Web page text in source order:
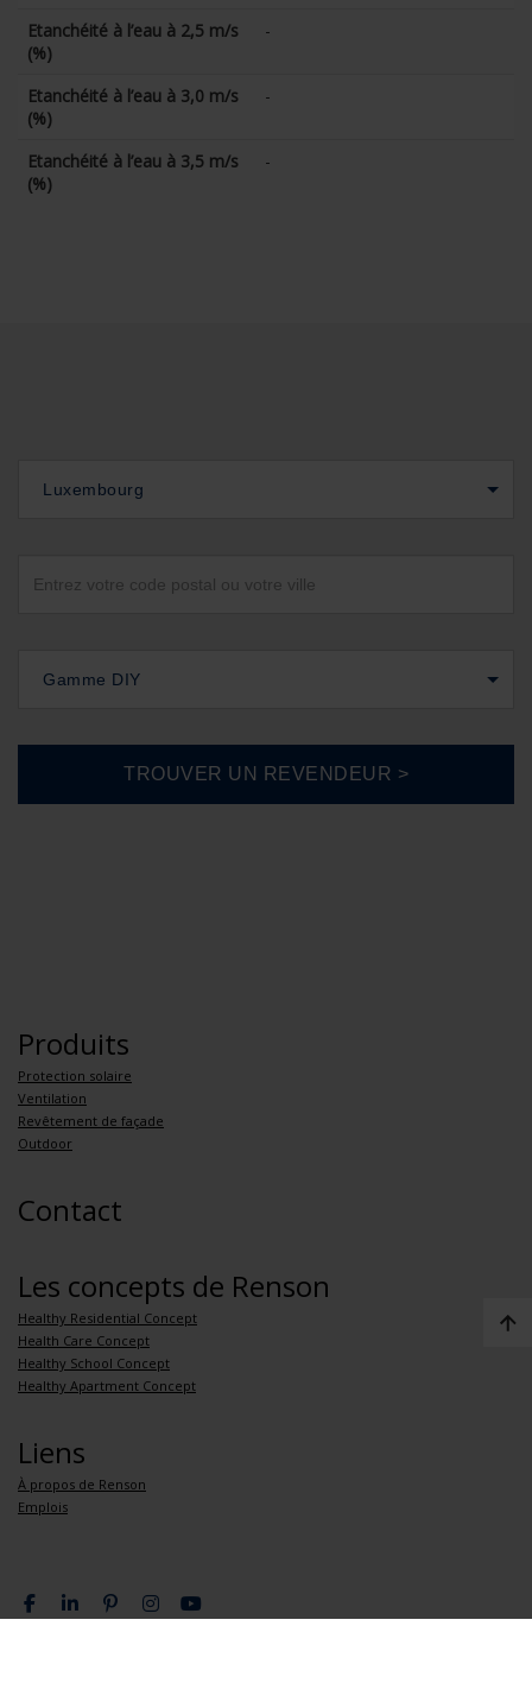
Etanchéité à l’eau à 2,5 m/s
(%)
-
Etanchéité à l’eau à 3,0 m/s
(%)
-
Etanchéité à l’eau à 3,5 m/s
(%)
-
Luxembourg
Gamme DIY
Produits
Protection solaire
Ventilation
Revêtement de façade
Outdoor
Contact
Les concepts de Renson
Healthy Residential Concept
Health Care Concept
Healthy School Concept
Healthy Apartment Concept
Liens
À propos de Renson
Emplois